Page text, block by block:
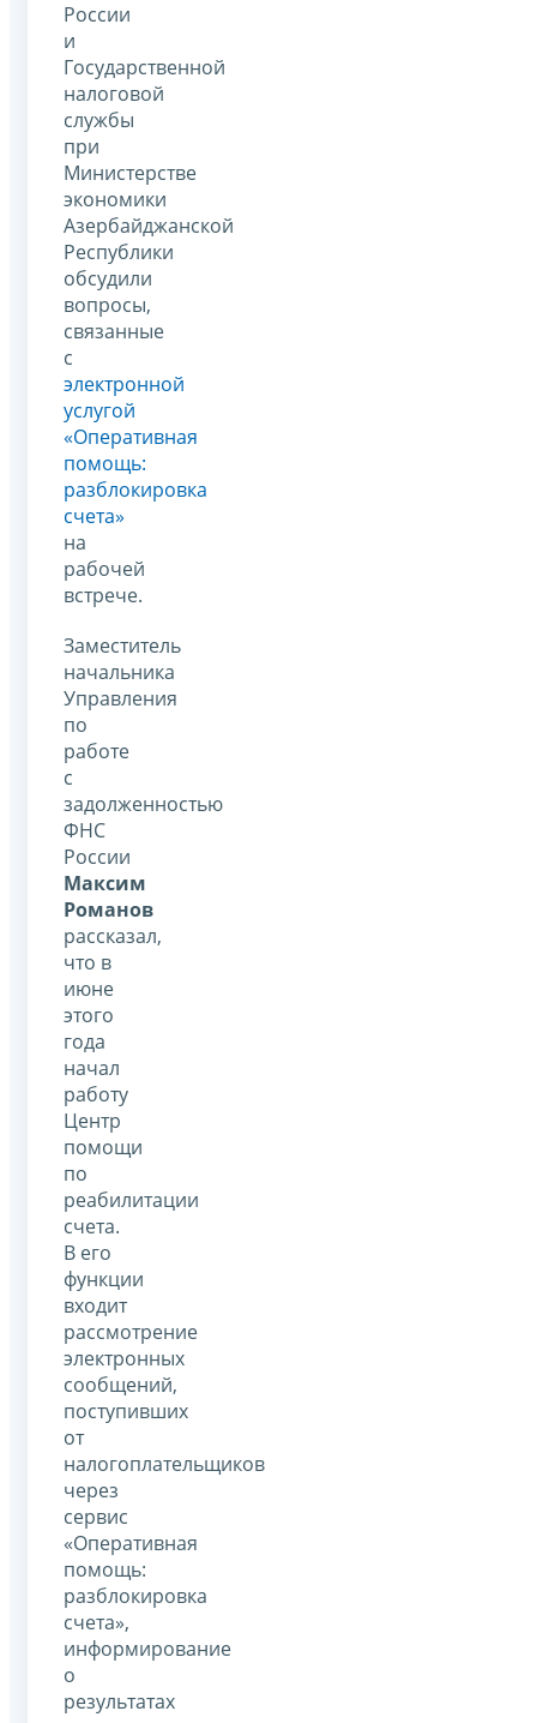
России
и
Государственной
налоговой
службы
при
Министерстве
экономики
Азербайджанской
Республики
обсудили
вопросы,
связанные
с
электронной
услугой
«Оперативная
помощь:
разблокировка
счета»
на
рабочей
встрече.
Заместитель
начальника
Управления
по
работе
с
задолженностью
ФНС
России
Максим
Романов
рассказал,
что в
июне
этого
года
начал
работу
Центр
помощи
по
реабилитации
счета.
В его
функции
входит
рассмотрение
электронных
сообщений,
поступивших
от
налогоплательщиков
через
сервис
«Оперативная
помощь:
разблокировка
счета»,
информирование
о
результатах